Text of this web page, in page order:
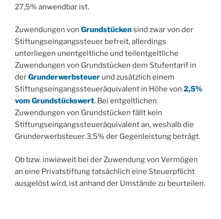
27,5% anwendbar ist.
Zuwendungen von Grundstückensind zwar von der
Stiftungseingangssteuer befreit, allerdings
unterliegen unentgeltliche und teilentgeltliche
Zuwendungen von Grundstücken dem Stufentarif in
derGrunderwerbsteuer und zusätzlich einem
Stiftungseingangssteueräquivalent in Höhe von 2,5%
vom Grundstückswert. Bei entgeltlichen
Zuwendungen von Grundstücken fällt kein
Stiftungseingangssteueräquivalent an, weshalb die
Grunderwerbsteuer 3,5% der Gegenleistung beträgt.
Ob bzw. inwieweit bei der Zuwendung von Vermögen
an eine Privatstiftung tatsächlich eine Steuerpflicht
ausgelöst wird, ist anhand der Umstände zu beurteilen.